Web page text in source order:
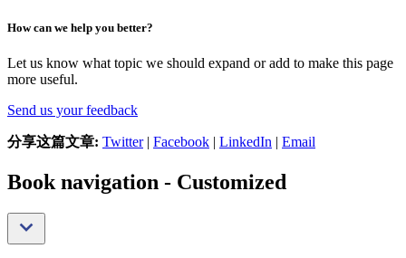
How can we help you better?
Let us know what topic we should expand or add to make this page
more useful.
Send us your feedback
分享这篇文章: Twitter| Facebook | LinkedIn | Email
Book navigation - Customized